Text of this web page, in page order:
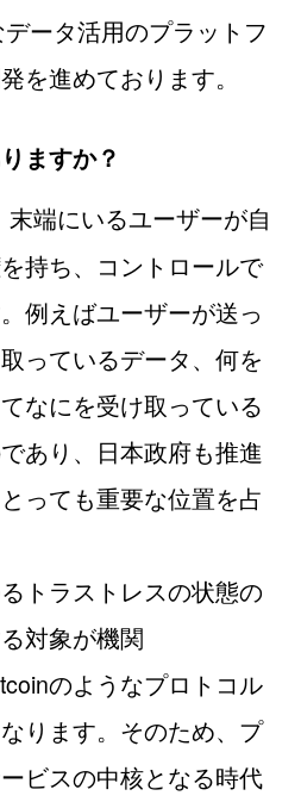
ータ活用のプラットフ
を進めております。
ますか？
末端にいるユーザーが自
持ち、コントロールで
例えばユーザーが送っ
っているデータ、何を
なにを受け取っている
あり、日本政府も推進
っても重要な位置を占
トラストレスの状態の
対象が機関
のようなプロトコル
ります。そのため、プ
ビスの中核となる時代